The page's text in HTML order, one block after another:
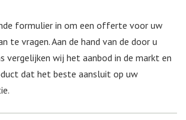
formulier in om een offerte voor uw
te vragen. Aan de hand van de door u
vergelijken wij het aanbod in de markt en
dat het beste aansluit op uw